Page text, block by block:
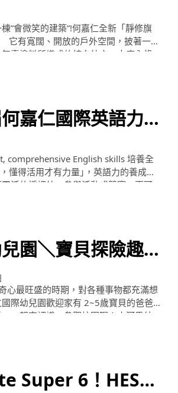
愛與夢想的新校
”會微笑的建築”!何嘉仁全新「靜修旗
它有寬闊、開放的戶外空間，披著一身
毒塗料所織成的純白外衣，中庭內綠
兒童教育30餘年專業經驗，秉持「以
語言學習體驗！ 幼兒 …
嘉仁國際英語力
comprehensive English skills 培養全
懂得活用才有力量｣，英語力的養成，
活的授課外，參與活動或競賽，更可
更多新世代的國際菁英！ 2024 1-2月
園＼寶貝探險趣
玩／體驗活動｜
！
心最旺盛的時期，對各種事物都充滿想
際幼兒園歡迎家有 2~5歲寶貝的爸爸
一起來認識、參觀校園喔！小河馬幼
& Learn！ HESS 寶貝探險趣 親子
Super 6！HESS